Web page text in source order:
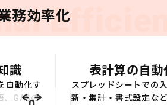
務効率化
識
自動化す
、GASの
表計算の自動
スプレッドシートでの
新・集計・書式設定な